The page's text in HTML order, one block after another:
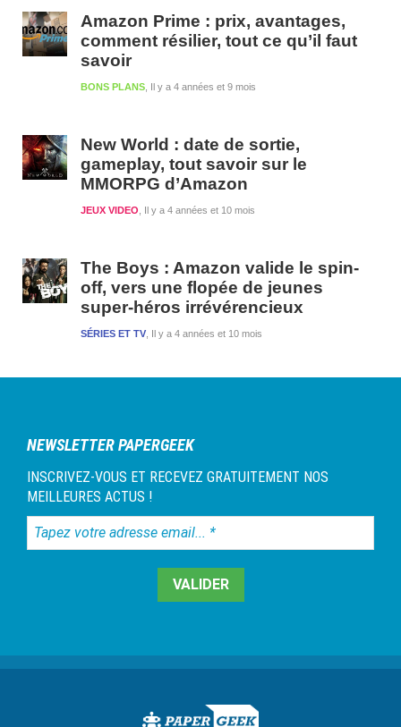
Amazon Prime : prix, avantages,
comment résilier, tout ce qu’il faut
savoir
Il y a 4 années et 9 mois
BONS PLANS
New World : date de sortie,
gameplay, tout savoir sur le
MMORPG d’Amazon
Il y a 4 années et 10 mois
JEUX VIDEO
The Boys : Amazon valide le spin-
off, vers une flopée de jeunes
super-héros irrévérencieux
Il y a 4 années et 10 mois
SÉRIES ET TV
NEWSLETTER PAPERGEEK
INSCRIVEZ-VOUS ET RECEVEZ GRATUITEMENT NOS
MEILLEURES ACTUS !
Tapez
votre